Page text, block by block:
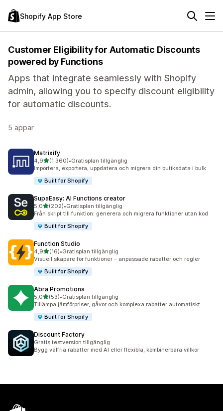
Shopify App Store
Customer Eligibility for Automatic Discounts
powered by Functions
Apps that integrate seamlessly with Shopify
admin, allowing you to specify discount eligibility
for automatic discounts.
5 appar
Matrixify
4,9av 5 stjärnor
(1 360)
1360 recensioner totalt
•Gratisplan tillgänglig
Importera, exportera, uppdatera och migrera din butiksdata i bulk
Built for Shopify
SupaEasy: AI Functions creator
5,0av 5 stjärnor
(202)
202 recensioner totalt
•Gratisplan tillgänglig
Från skript till funktion: generera och migrera funktioner utan kod
Built for Shopify
Function Studio
4,9av 5 stjärnor
(16)
16 recensioner totalt
•Gratisplan tillgänglig
Visuell skapare för funktioner – anpassade rabatter och regler
Built for Shopify
Abra Promotions
5,0av 5 stjärnor
(53)
53 recensioner totalt
•Gratisplan tillgänglig
Tillämpa jämförpriser, gåvor och komplexa rabatter automatiskt
Built for Shopify
Discount Factory
Gratis testversion tillgänglig
Bygg valfria rabatter med AI eller flexibla, kombinerbara villkor